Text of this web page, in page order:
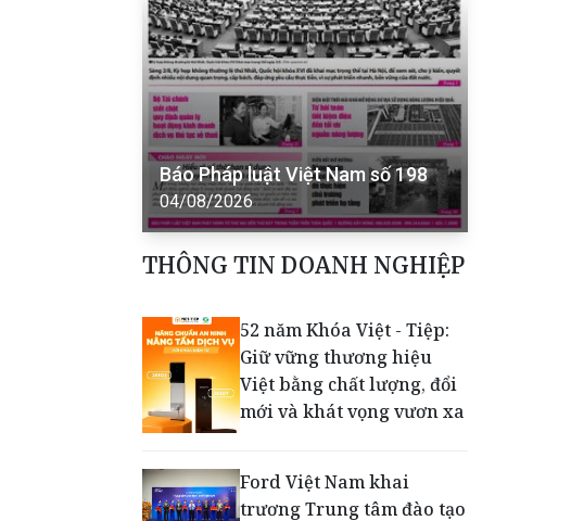
Báo Pháp luật Việt Nam số 198
04/08/2026
THÔNG TIN DOANH NGHIỆP
52 năm Khóa Việt - Tiệp:
Giữ vững thương hiệu
Việt bằng chất lượng, đổi
mới và khát vọng vươn xa
Ford Việt Nam khai
trương Trung tâm đào tạo